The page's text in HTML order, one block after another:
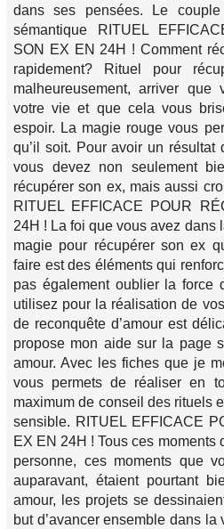
dans ses pensées. Le
sémantique RITUEL
SON EX EN 24H ! Comment
rapidement? Rituel pour
malheureusement, arriver que
votre vie et que cela vous
espoir. La magie rouge vous
qu’il soit. Pour avoir un résultat
vous devez non seulement
récupérer son ex, mais aussi
RITUEL EFFICACE POUR
24H ! La foi que vous avez dans
magie pour récupérer son ex
faire est des éléments qui
pas également oublier la force
utilisez pour la réalisation de
de reconquête d’amour est
propose mon aide sur la page
amour. Avec les fiches que je
vous permets de réaliser en
maximum de conseil des rituels
sensible. RITUEL EFFICACE
EX EN 24H ! Tous ces moments
personne, ces moments que
auparavant, étaient pourtant
amour, les projets se
but d’avancer ensemble dans